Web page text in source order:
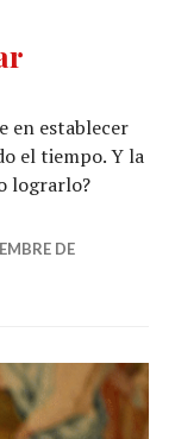
en establecer
el tiempo. Y la
lograrlo?
decisiones
DE